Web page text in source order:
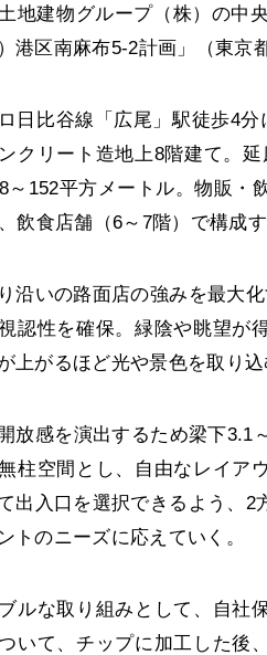
地建物グループ（株）の中
港区南麻布5-2計画」（東京
日比谷線「広尾」駅徒歩4分
クリート造地上8階建て。
～152平方メートル。物販・
飲食店舗（6～7階）で構成す
沿いの路面店の強みを最大
認性を確保。緑陰や眺望が
上がるほど光や景色を取り込
放感を演出するため梁下3.1
柱空間とし、自由なレイア
出入口を選択できるよう、2
トのニーズに応えていく。
ルな取り組みとして、自社
いて、チップに加工した後